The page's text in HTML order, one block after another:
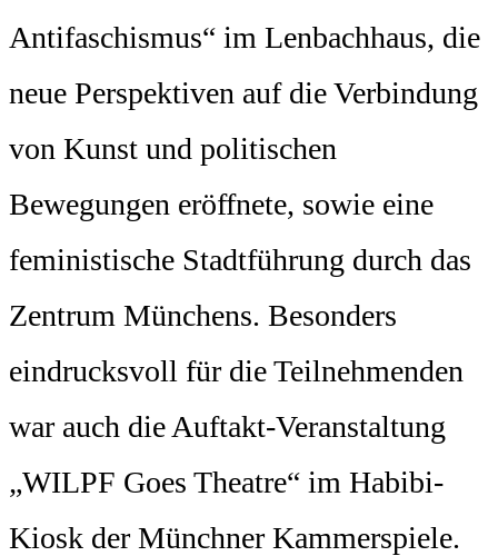
Antifaschismus“ im Lenbachhaus, die
neue Perspektiven auf die Verbindung
von Kunst und politischen
Bewegungen eröffnete, sowie eine
feministische Stadtführung durch das
Zentrum Münchens. Besonders
eindrucksvoll für die Teilnehmenden
war auch die Auftakt-Veranstaltung
„WILPF Goes Theatre“ im Habibi-
Kiosk der Münchner Kammerspiele.